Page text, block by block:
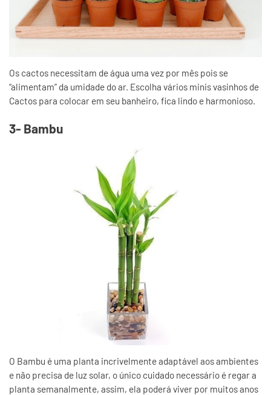
Os cactos necessitam de água uma vez por mês pois se
“alimentam” da umidade do ar. Escolha vários minis vasinhos de
Cactos para colocar em seu banheiro, fica lindo e harmonioso.
3- Bambu
O Bambu é uma planta incrivelmente adaptável aos ambientes
e não precisa de luz solar, o único cuidado necessário é regar a
planta semanalmente, assim, ela poderá viver por muitos anos